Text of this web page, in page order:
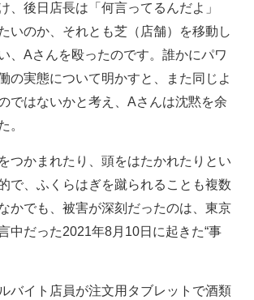
、後日店長は「何言ってるんだよ」
いのか、それとも芝（店舗）を移動し
、Aさんを殴ったのです。誰かにパワ
の実態について明かすと、また同じよ
ではないかと考え、Aさんは沈黙を余
。
つかまれたり、頭をはたかれたりとい
で、ふくらはぎを蹴られることも複数
かでも、被害が深刻だったのは、東京
中だった2021年8月10日に起きた“事
バイト店員が注文用タブレットで酒類